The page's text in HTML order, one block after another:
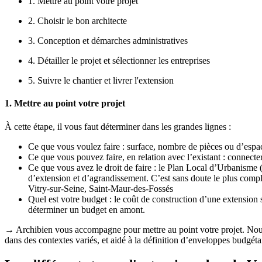
2. Choisir le bon architecte
3. Conception et démarches administratives
4. Détailler le projet et sélectionner les entreprises
5. Suivre le chantier et livrer l'extension
1. Mettre au point votre projet
À cette étape, il vous faut déterminer dans les grandes lignes :
Ce que vous voulez faire : surface, nombre de pièces ou
Ce que vous pouvez faire, en relation avec l’existant :
Ce que vous avez le droit de faire : le Plan Local
d’extension et d’agrandissement. C’est sans doute le plus
Vitry-sur-Seine, Saint-Maur-des-Fossés
Quel est votre budget : le coût de construction d’une
déterminer un budget en amont.
→ Archibien vous accompagne pour mettre au point votre projet.
dans des contextes variés, et aidé à la définition d’enveloppes